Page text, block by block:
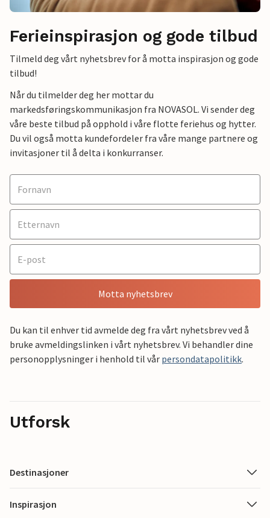
Ferieinspirasjon og gode tilbud
Tilmeld deg vårt nyhetsbrev for å motta inspirasjon og gode
tilbud!
Når du tilmelder deg her mottar du
markedsføringskommunikasjon fra NOVASOL. Vi sender deg
våre beste tilbud på opphold i våre flotte feriehus og hytter.
Du vil også motta kundefordeler fra våre mange partnere og
invitasjoner til å delta i konkurranser.
Motta nyhetsbrev
Du kan til enhver tid avmelde deg fra vårt nyhetsbrev ved å
bruke avmeldingslinken i vårt nyhetsbrev. Vi behandler dine
personopplysninger i henhold til vår persondatapolitikk.
Utforsk
Destinasjoner
Inspirasjon